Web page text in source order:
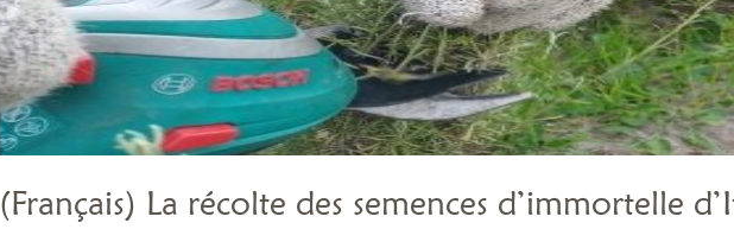
(Français) La récolte des semences d’immortelle